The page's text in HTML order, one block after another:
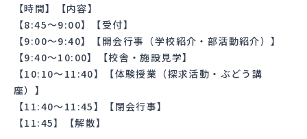
【時間】【内容】
【8:45～9:00】【受付】
【9:00～9:40】【開会行事（学校紹介・部活動紹介）】
【9:40～10:00】【校舎・施設見学】
【10:10～11:40】【体験授業（探求活動・ぶどう講
座）】
【11:40～11:45】【閉会行事】
【11:45】【解散】